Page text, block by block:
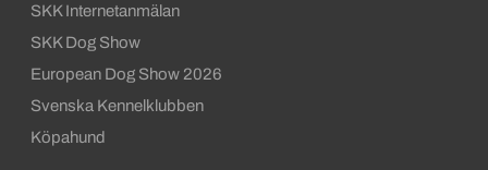
SKK Internetanmälan
SKK Dog Show
European Dog Show 2026
Svenska Kennelklubben
Köpahund